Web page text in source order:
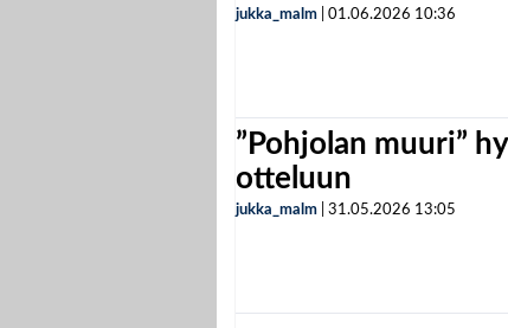
jukka_malm 01.06.2026 10:36
”Pohjolan muuri”
otteluun
jukka_malm 31.05.2026 13:05